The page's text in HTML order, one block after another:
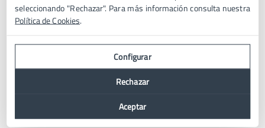
seleccionando "Rechazar". Para más información consulta nuestra
Política de Cookies.
Configurar
Rechazar
Aceptar